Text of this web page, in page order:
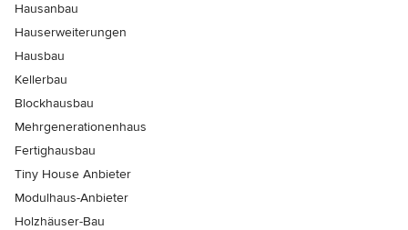
Hausanbau
Hauserweiterungen
Hausbau
Kellerbau
Blockhausbau
Mehrgenerationenhaus
Fertighausbau
Tiny House Anbieter
Modulhaus-Anbieter
Holzhäuser-Bau